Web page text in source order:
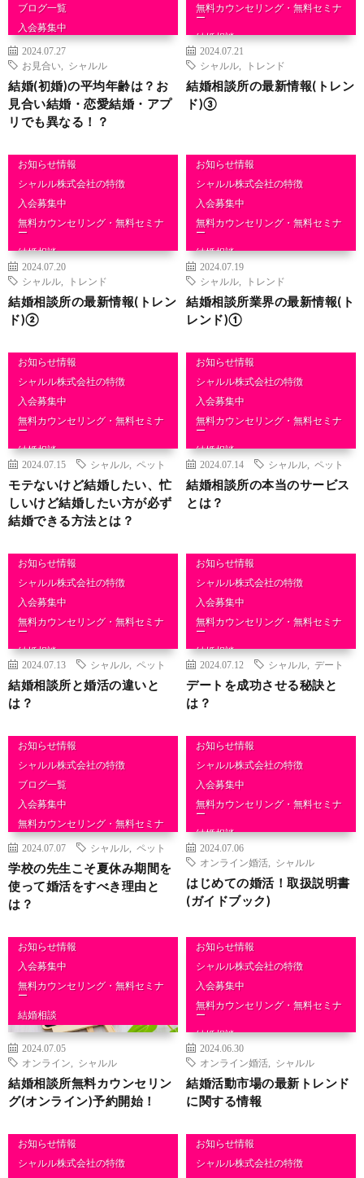
ブログ一覧
入会募集中
無料カウンセリング・無料セミナ
ー
2024.07.27
お見合い
シャルル
結婚(初婚)の平均年齢は？お
見合い結婚・恋愛結婚・アプ
リでも異なる！？
無料カウンセリング・無料セミナ
ー
結婚相談
2024.07.21
シャルル
トレンド
結婚相談所の最新情報(トレン
ド)③
お知らせ情報
シャルル株式会社の特徴
入会募集中
無料カウンセリング・無料セミナ
ー
結婚相談
2024.07.20
シャルル
トレンド
結婚相談所の最新情報(トレン
ド)②
お知らせ情報
シャルル株式会社の特徴
入会募集中
無料カウンセリング・無料セミナ
ー
結婚相談
2024.07.19
シャルル
トレンド
結婚相談所業界の最新情報(ト
レンド)①
お知らせ情報
シャルル株式会社の特徴
入会募集中
無料カウンセリング・無料セミナ
ー
結婚相談
2024.07.15 シャルル ペット
モテないけど結婚したい、忙
しいけど結婚したい方が必ず
結婚できる方法とは？
お知らせ情報
シャルル株式会社の特徴
入会募集中
無料カウンセリング・無料セミナ
ー
結婚相談
2024.07.14 シャルル ペット
結婚相談所の本当のサービス
とは？
お知らせ情報
シャルル株式会社の特徴
入会募集中
無料カウンセリング・無料セミナ
ー
結婚相談
2024.07.13 シャルル ペット
結婚相談所と婚活の違いと
は？
お知らせ情報
シャルル株式会社の特徴
入会募集中
無料カウンセリング・無料セミナ
ー
結婚相談
2024.07.12 シャルル デート
デートを成功させる秘訣と
は？
お知らせ情報
シャルル株式会社の特徴
ブログ一覧
入会募集中
無料カウンセリング・無料セミナ
ー
結婚相談
2024.07.07 シャルル ペット
学校の先生こそ夏休み期間を
使って婚活をすべき理由と
は？
お知らせ情報
シャルル株式会社の特徴
入会募集中
無料カウンセリング・無料セミナ
ー
結婚相談
2024.07.06
オンライン婚活
シャルル
はじめての婚活！取扱説明書
(ガイドブック)
お知らせ情報
入会募集中
無料カウンセリング・無料セミナ
ー
結婚相談
2024.07.05
オンライン
シャルル
結婚相談所無料カウンセリン
グ(オンライン)予約開始！
お知らせ情報
シャルル株式会社の特徴
入会募集中
無料カウンセリング・無料セミナ
ー
結婚相談
2024.06.30
オンライン婚活
シャルル
結婚活動市場の最新トレンド
に関する情報
お知らせ情報
シャルル株式会社の特徴
お知らせ情報
シャルル株式会社の特徴